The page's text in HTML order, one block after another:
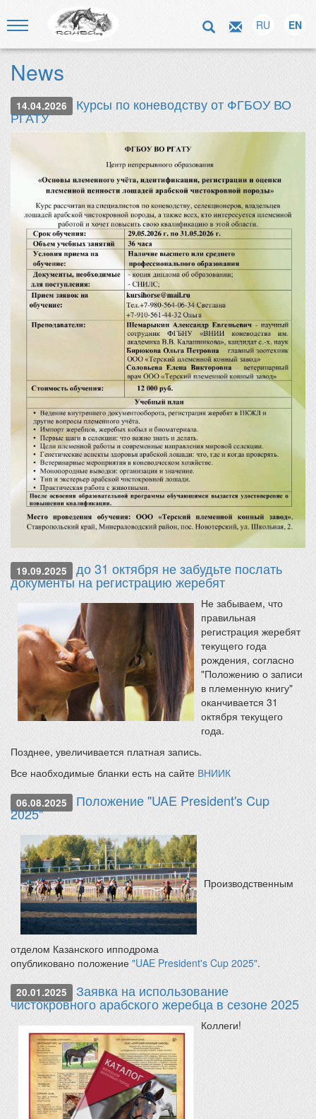
RU EN
News
14.04.2026 Курсы по коневодству от ФГБОУ ВО
РГАТУ
19.09.2025 до 31 октября не забудьте послать
документы на регистрацию жеребят
Не забываем, что
правильная
регистрация жеребят
текущего года
рождения, согласно
"Положению о записи
в племенную книгу"
оканчивается 31
октября текущего
года.
Позднее, увеличивается платная запись.
Все наобходимые бланки есть на сайте ВНИИК
06.08.2025 Положение "UAE President's Cup
2025"
Производственным
отделом Казанского ипподрома
опубликовано положение "UAE President's Cup 2025".
20.01.2025 Заявка на использование
чистокровного арабского жеребца в сезоне 2025
Коллеги!